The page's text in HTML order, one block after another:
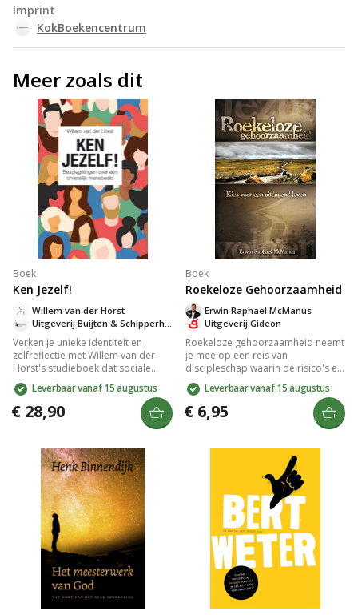
Imprint
KokBoekencentrum
Meer zoals dit
Boek
Ken Jezelf!
Uitgeverij Buijten & Schipperheijn
Willem van der Horst
Verken je unieke identiteit en
zelfreflectie met Willem van der
Horst's studieboek dat sociale
wetenschap, filosofie en theologie
combineert. Ontdek de rol van
medemensen, vrijheid,
verantwoordelijkheid en je ziel in
het christelijk mensbeeld. Perfect
leven willen verdiepen.
Leverbaar vanaf 15 augustus
€ 28,90
Boek
Roekeloze Gehoorzaamheid
Uitgeverij Gideon
Erwin Raphael McManus
Roekeloze gehoorzaamheid neemt
je mee op een reis van
discipleschap waarin de risico's en
beloningen van gehoorzaamheid
aan Jezus worden verkend. Met
inspirerende verhalen en
praktische inzichten biedt het een
unieke kijk op geloof en roeping,
diepgang zoekt in hun spirituele
Leverbaar vanaf 15 augustus
€ 6,95